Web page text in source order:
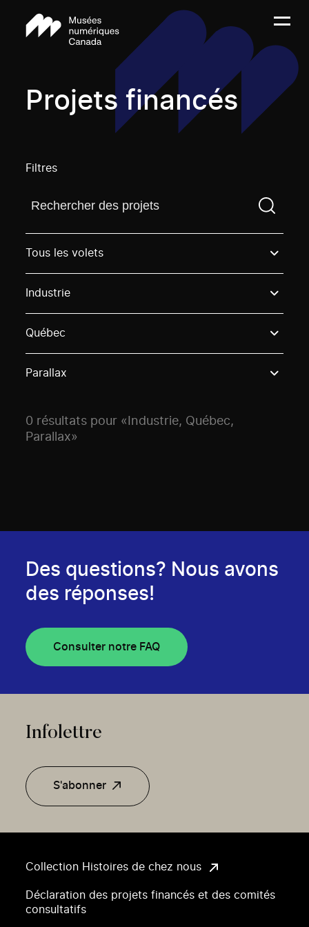
Projets financés
Filtres
Trouvez un projetVous devez saisir un terme de
Tous les volets
Industrie
Québec
Parallax
0 résultats pour «Industrie, Québec,
Parallax»
Collection Histoires de chez nous
Déclaration des projets financés et des comités
consultatifs
Des questions? Nous avons
des réponses!
Consulter notre FAQ
Infolettre
S'abonner